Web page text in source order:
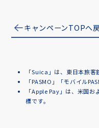
キャンペーンTOPへ
「Suica」は、東日本旅客
「PASMO」「モバイル
「Apple Pay」は、米国
標です。